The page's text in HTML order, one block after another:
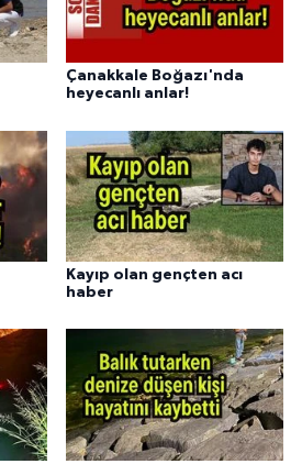
Çanakkale Boğazı'nda
heyecanlı anlar!
Kayıp olan gençten acı
haber